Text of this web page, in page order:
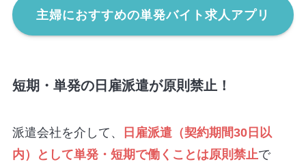
主婦におすすめの単発バイト求人アプリ
短期・単発の日雇派遣が原則禁止！
派遣会社を介して、
日雇派遣（契約期間30日以
内）として単発・短期で働くことは原則禁止で